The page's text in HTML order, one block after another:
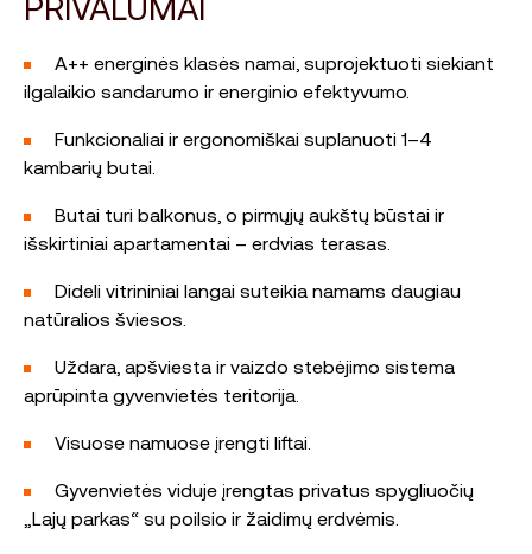
PRIVALUMAI
A++ energinės klasės namai, suprojektuoti siekiant
ilgalaikio sandarumo ir energinio efektyvumo.
Funkcionaliai ir ergonomiškai suplanuoti 1–4
kambarių butai.
Butai turi balkonus, o pirmųjų aukštų būstai ir
išskirtiniai apartamentai – erdvias terasas.
Dideli vitrininiai langai suteikia namams daugiau
natūralios šviesos.
Uždara, apšviesta ir vaizdo stebėjimo sistema
aprūpinta gyvenvietės teritorija.
Visuose namuose įrengti liftai.
Gyvenvietės viduje įrengtas privatus spygliuočių
„Lajų parkas“ su poilsio ir žaidimų erdvėmis.